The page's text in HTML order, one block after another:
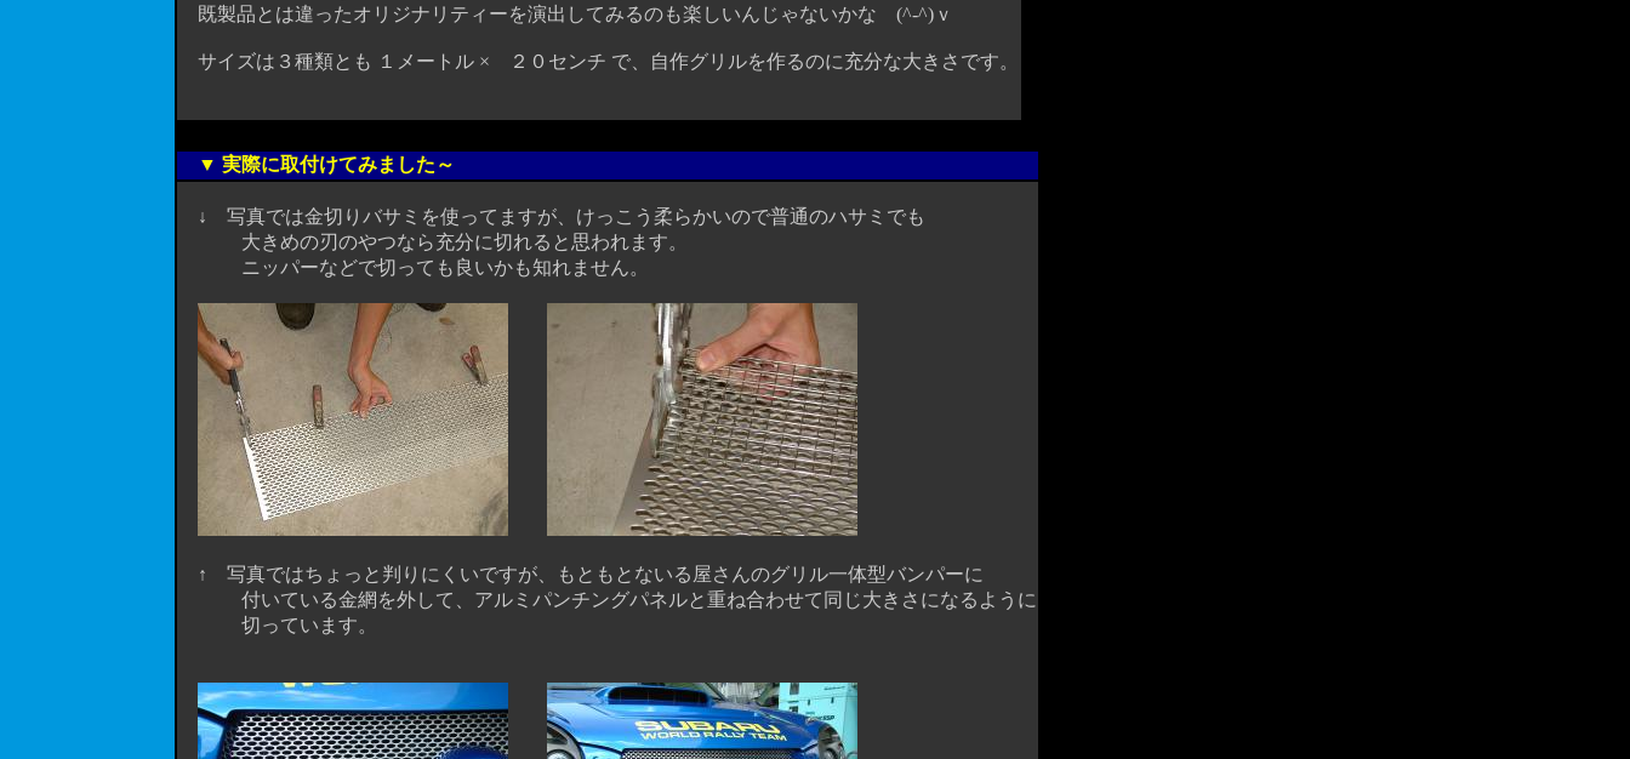
既製品とは違ったオリジナリティーを演出してみるのも楽しいんじゃないかな (^-^)ｖ
サイズは３種類とも １メートル × ２０センチ で、自作グリルを作るのに充分な大きさです。
▼ 実際に取付けてみました～
↓ 写真では金切りバサミを使ってますが、けっこう柔らかいので普通のハサミでも
大きめの刃のやつなら充分に切れると思われます。
ニッパーなどで切っても良いかも知れません。
↑ 写真ではちょっと判りにくいですが、もともとないる屋さんのグリル一体型バンパーに
付いている金網を外して、アルミパンチングパネルと重ね合わせて同じ大きさになるように
切っています。